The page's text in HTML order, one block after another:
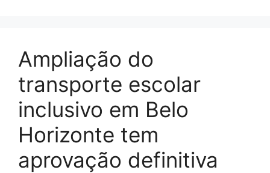
Ampliação do
transporte escolar
inclusivo em Belo
Horizonte tem
aprovação definitiva